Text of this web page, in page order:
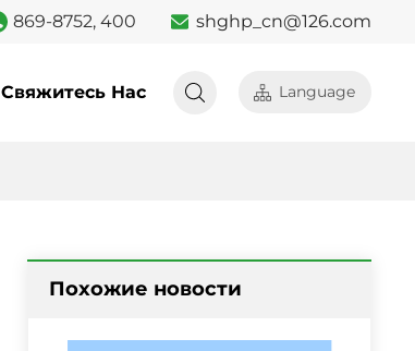
869-8752, 400 shghp_cn@126.com
Свяжитесь Нас Language
Похожие новости